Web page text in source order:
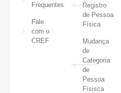
Frequentes
Fale
com o
CREF
Registro
de Pessoa
Física
Mudança
de
Categoria
de
Pessoa
Físisca